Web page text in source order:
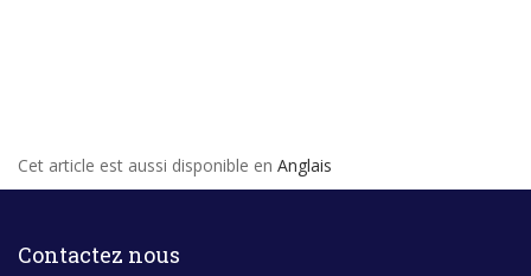
Cet article est aussi disponible en Anglais
Contactez nous